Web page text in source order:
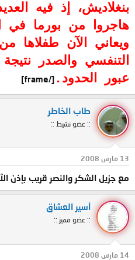
بنغلاديش، إذ فيه
هاجروا من بورما في
ويعاني الآن طفلاها
التنفسي والصدر نتيجة
عبور الحدود. [/frame]
طاب الخاطر
:: عضو نشيط ::
13 مارس 2008
مع جزيل الشكر والنصر قريب بإذن
أسير العشاق
:: عضو مميز ::
14 مارس 2008